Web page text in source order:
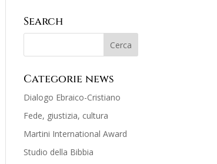
Search
Categorie news
Dialogo Ebraico-Cristiano
Fede, giustizia, cultura
Martini International Award
Studio della Bibbia